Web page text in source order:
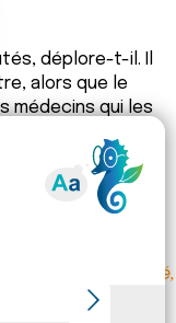
déplore-t-il. Il
alors que le
médecins qui les
1er cycle, puis
000 patients en
consultations
Expressions santé,